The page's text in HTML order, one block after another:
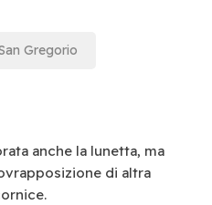
Gregorio
anche la lunetta, ma
di altra